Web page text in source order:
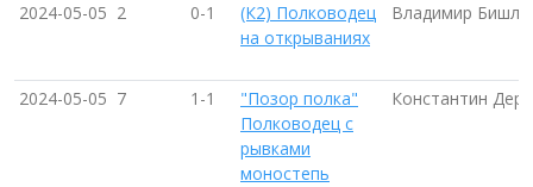
2024-05-05 2 0-1
(К2) Полководец
на открываниях
Владимир
2024-05-05 7 1-1
"Позор полка"
Полководец с
рывками
моностепь
Константин